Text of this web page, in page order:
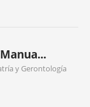
y Gerontología